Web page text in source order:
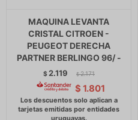
MAQUINA LEVANTA
CRISTAL CITROEN -
PEUGEOT DERECHA
PARTNER BERLINGO 96/ -
$ 2.119 $ 2.171
$ 1.801